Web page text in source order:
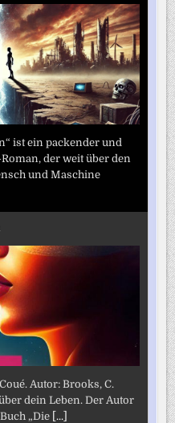
ist ein packender und
der weit über den
und Maschine
Autor: Brooks, C.
dein Leben. Der Autor
„Die [...]